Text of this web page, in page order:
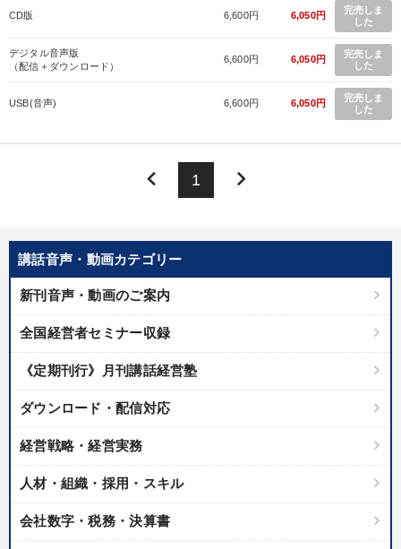
講話音声・動画カテゴリー
新刊音声・動画のご案内
全国経営者セミナー収録
《定期刊行》月刊講話経営塾
ダウンロード・配信対応
経営戦略・経営実務
人材・組織・採用・スキル
会社数字・税務・決算書
CD版 6,600円 6,050円
完売しま
した
デジタル音声版
（配信＋ダウンロード）
6,600円 6,050円
完売しま
した
USB(音声) 6,600円 6,050円
完売しま
した
keyboard_arrow_left 1 keyboard_arrow_right